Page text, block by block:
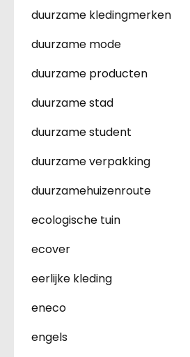
duurzame kledingmerken
duurzame mode
duurzame producten
duurzame stad
duurzame student
duurzame verpakking
duurzamehuizenroute
ecologische tuin
ecover
eerlijke kleding
eneco
engels